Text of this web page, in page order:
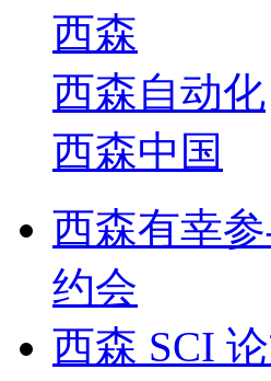
西森
西森自动化
西森中国
西森有幸
约会
西森 SCI